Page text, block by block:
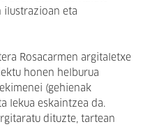
ilustrazioan eta
Rosacarmen argitaletxe
honen helburua
(gehienak
lekua eskaintzea da.
dituzte, tartean